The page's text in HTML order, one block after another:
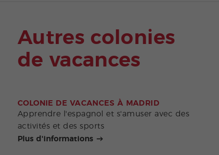
Autres colonies
de vacances
COLONIE DE VACANCES À MADRID
Apprendre l'espagnol et s'amuser avec des
activités et des sports
Plus d'informations